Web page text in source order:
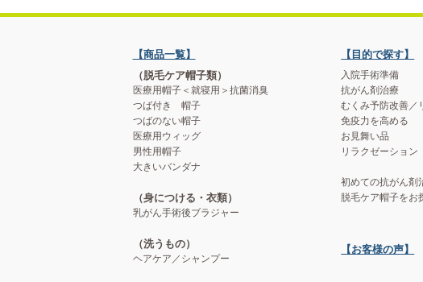
【商品一覧】
（脱毛ケア帽子類）
医療用帽子＜就寝用＞抗菌消臭
つば付き 帽子
つばのない帽子
医療用ウィッグ
男性用帽子
大きいバンダナ
（身につける・衣類）
乳がん手術後ブラジャー
（洗うもの）
ヘアケア／シャンプー
【目的で探す】
入院手術準備
抗がん剤治療
むくみ予防改善／
免疫力を高める
お見舞い品
リラクゼーション
初めての抗がん剤
脱毛ケア帽子をお
【お客様の声】